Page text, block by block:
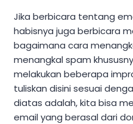
Jika berbicara tentang
habisnya juga berbicara
bagaimana cara
menangkal spam
melakukan beberapa
tuliskan disini sesuai
diatas adalah, kita bisa
email yang berasal dari